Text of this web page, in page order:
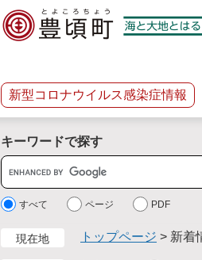
新型コロナウイルス感染症情報
キーワードで探す
サ
イ
ト すべて ページ PDF
現在地 トップページ > 新着